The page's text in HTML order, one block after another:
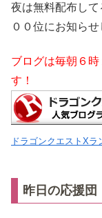
夜は無料配布して
００位にお知らせ
ブログは毎朝６
す！
ドラゴンクエストXラ
昨日の応援団